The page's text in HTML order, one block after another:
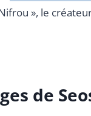
», le
de